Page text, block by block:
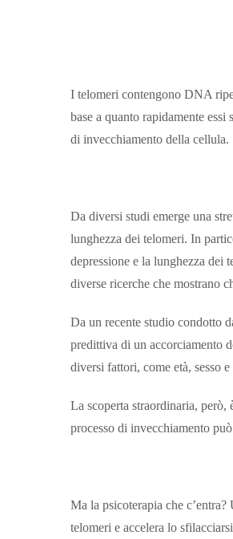
I telomeri contengono DNA
base a quanto rapidamente
di invecchiamento della cellula.
Da diversi studi emerge una
lunghezza dei telomeri. In
depressione e la lunghezza
diverse ricerche che mostrano
Da un recente studio condotto
predittiva di un accorciamento
diversi fattori, come età, sesso
La scoperta straordinaria, però,
processo di invecchiamento
Ma la psicoterapia che
telomeri e accelera lo